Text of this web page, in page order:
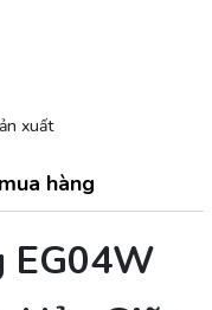
xuất
hàng
EG04W